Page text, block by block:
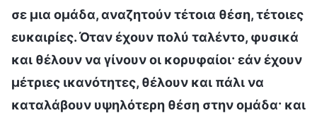
σε μια ομάδα, αναζητούν τέτοια θέση, τέτοιες
ευκαιρίες. Όταν έχουν πολύ ταλέντο, φυσικά
και θέλουν να γίνουν οι κορυφαίοι· εάν έχουν
μέτριες ικανότητες, θέλουν και πάλι να
καταλάβουν υψηλότερη θέση στην ομάδα· και